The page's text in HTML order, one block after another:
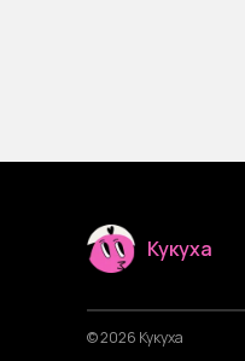
Кукуха
© 2026 Кукуха